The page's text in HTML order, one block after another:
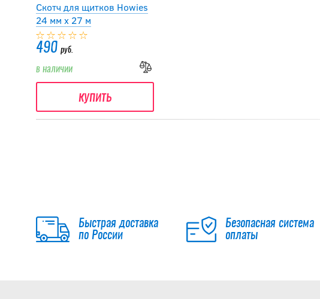
Скотч для щитков Howies
24 мм х 27 м
490 руб.
в наличии
купить
Быстрая доставка
по России
Безопасная система
оплаты